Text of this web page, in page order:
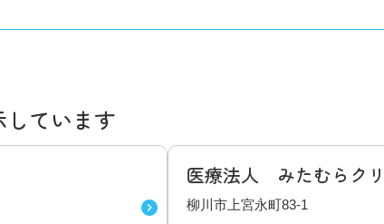
ています
医療法人 みたむらク
柳川市上宮永町83-1